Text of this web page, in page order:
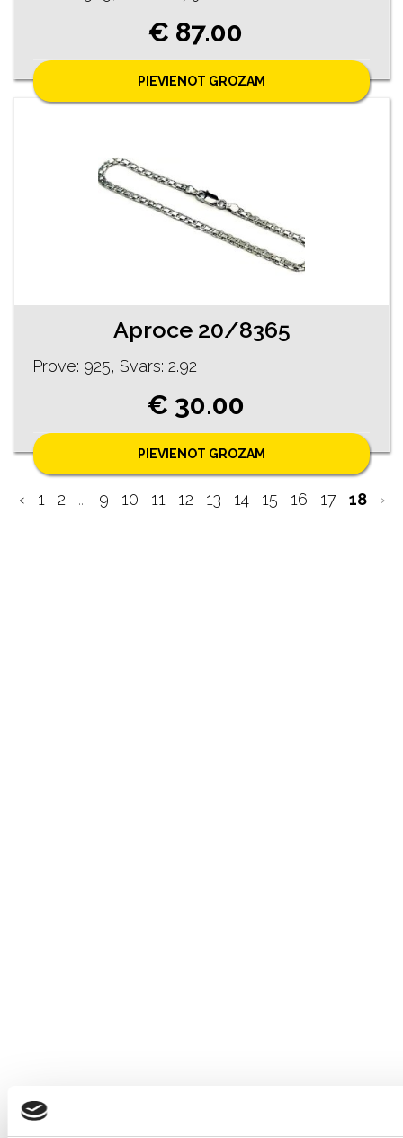
€ 87.00
PIEVIENOT GROZAM
Aproce 20/8365
Prove: 925, Svars: 2.92
€ 30.00
PIEVIENOT GROZAM
‹ 1 2 ... 9 10 11 12 13 14 15 16 17 18 ›